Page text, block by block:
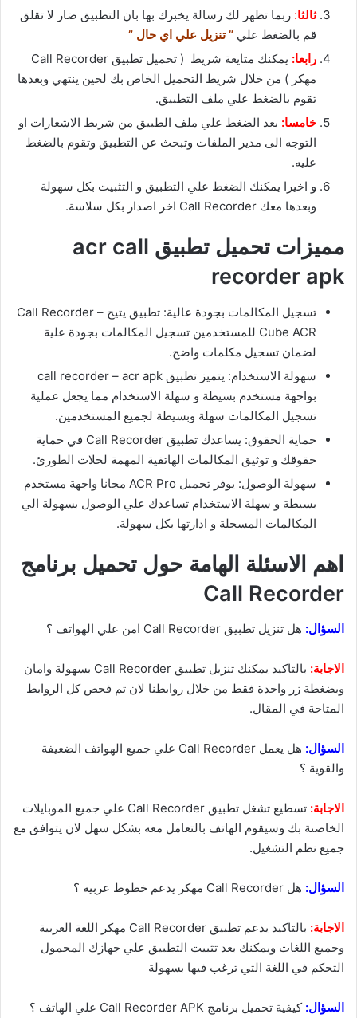
ثالثا: ربما تظهر لك رسالة يخبرك بها بان التطبيق ضار لا تقلق
قم بالضغط علي ” تنزيل علي اي حال ”
رابعا:
يمكنك متايعة شريط ( تحميل تطبيق Call Recorder
مهكر ) من خلال شريط التحميل الخاص بك لحين ينتهي وبعدها
تقوم بالضغط علي ملف التطبيق.
خامسا: بعد الضغط علي ملف الطبيق من شريط الاشعارات او
التوجه الى مدير الملفات وتبحث عن التطبيق وتقوم بالضغط
عليه.
و اخيرا يمكنك الضغط علي التطبيق و التثبيت بكل سهولة
وبعدها معك Call Recorder اخر اصدار بكل سلاسة.
مميزات تحميل تطبيق acr call
recorder apk
تسجيل المكالمات بجودة عالية: تطبيق يتيح Call Recorder –
Cube ACR للمستخدمين تسجيل المكالمات بجودة علية
لضمان تسجيل مكلمات واضح.
سهولة الاستخدام: يتميز تطبيق call recorder – acr apk
بواجهة مستخدم بسيطة و سهلة الاستخدام مما يجعل عملية
تسجيل المكالمات سهلة وبسيطة لجميع المستخدمين.
حماية الحقوق: يساعدك تطبيق Call Recorder في حماية
حقوقك و توثيق المكالمات الهاتفية المهمة لحلات الطورئ.
سهولة الوصول: يوفر تحميل ACR Pro مجانا واجهة مستخدم
بسيطة و سهلة الاستخدام تساعدك علي الوصول بسهولة الي
المكالمات المسجلة و ادارتها بكل سهولة.
اهم الاسئلة الهامة حول تحميل برنامج
Call Recorder
السؤال: هل تنزيل تطبيق Call Recorder امن علي الهواتف ؟
الاجابة:
بالتاكيد يمكنك تنزيل تطبيق Call Recorder بسهولة وامان
وبضغطة زر واحدة فقط من خلال روابطنا لان تم فحص كل الروابط
المتاحة في المقال.
السؤال:
هل يعمل Call Recorder علي جميع الهواتف الضعيفة
والقوية ؟
الاجابة:
تسطيع تشغل تطبيق Call Recorder علي جميع الموبايلات
الخاصىة بك وسيقوم الهاتف بالتعامل معه بشكل سهل لان يتوافق مع
جميع نظم التشغيل.
السؤال: هل Call Recorder مهكر يدعم خطوط عربيه ؟
الاجابة:
بالتاكيد يدعم تطبيق Call Recorder مهكر اللغة العربية
وجميع اللغات ويمكنك بعد تثبيت التطبيق علي جهازك المحمول
التحكم في اللغة التي ترغب فيها بسهولة
السؤال:كيفية تحميل برنامج Call Recorder APK علي الهاتف ؟